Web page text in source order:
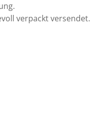
verpackt versendet.